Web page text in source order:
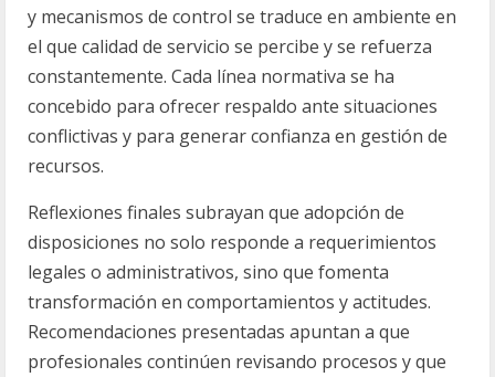
y mecanismos de control se traduce en ambiente en
el que calidad de servicio se percibe y se refuerza
constantemente. Cada línea normativa se ha
concebido para ofrecer respaldo ante situaciones
conflictivas y para generar confianza en gestión de
recursos.
Reflexiones finales subrayan que adopción de
disposiciones no solo responde a requerimientos
legales o administrativos, sino que fomenta
transformación en comportamientos y actitudes.
Recomendaciones presentadas apuntan a que
profesionales continúen revisando procesos y que